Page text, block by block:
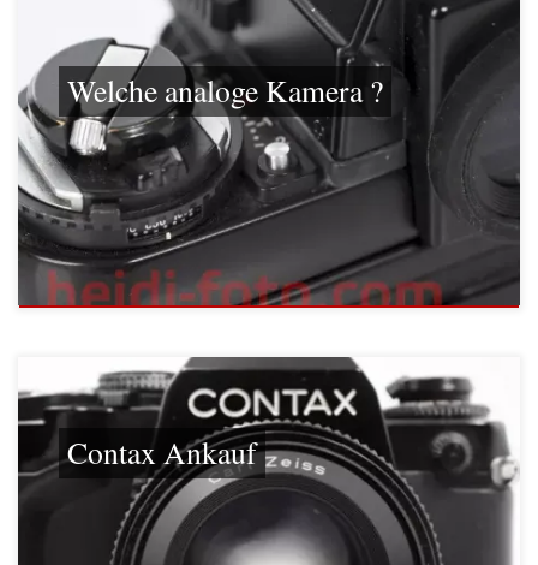
Welche analoge Kamera ?
Contax Ankauf